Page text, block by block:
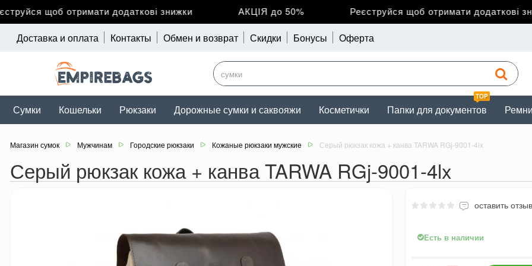
щоб отримати додаткові знижки АКЦІЯ до 50% Реєструйся щоб отримати додаткові
Доставка и оплата Контакты Обмен и возврат Скидки Бонусы Оферта
Сумки Кошельки Рюкзаки Дорожные сумки и саквояжи Косметички
TOP
Папки для документов Ремни
Магазин сумок Мужчинам Городские рюкзаки Кожаные рюкзаки мужские Серый рюкзак кожа + канва TARWA RGj-9001-4lx
Серый рюкзак кожа + канва TARWA RGj-9001-4lx
оставить отзыв
Есть в наличии